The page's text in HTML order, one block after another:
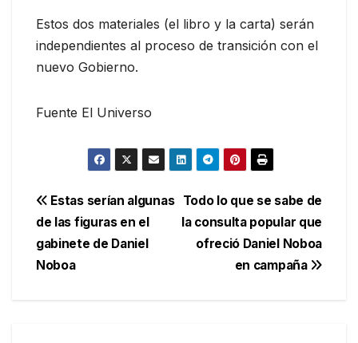
Estos dos materiales (el libro y la carta) serán
independientes al proceso de transición con el
nuevo Gobierno.
Fuente El Universo
Navegación
de
entradas
Todo lo que se sabe de
la consulta popular que
ofreció Daniel Noboa
en campaña
Estas serían algunas
de las figuras en el
gabinete de Daniel
Noboa